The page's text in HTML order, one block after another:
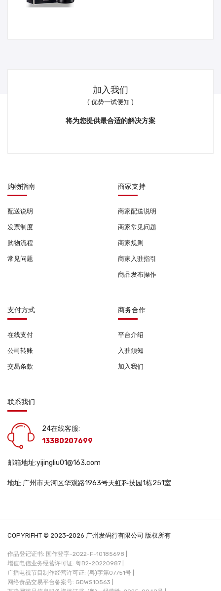
加入我们
( 优势一试便知 )
将为您提供最合适的解决方案
购物指南
配送说明
发票制度
购物流程
常见问题
商家支持
商家配送说明
商家常见问题
商家规则
商家入驻指引
商品发布操作
支付方式
在线支付
公司转账
交易条款
商务合作
平台介绍
入驻须知
加入我们
联系我们
24在线客服:
13380207699
邮箱地址:yijingliu01@163.com
地址:广州市天河区华观路1963号天虹科技园1栋251室
COPYRIFHT © 2023-2026 广州发码行有限公司 版权所有
作品登记证书: 国作登字-2022-F-10185698 |
增值电信业务经营许可证: 粤B2-20220987 |
广播电视节目制作经营许可证: (粤)字第07751号 |
网络食品交易平台备案号: GDWS10563 |